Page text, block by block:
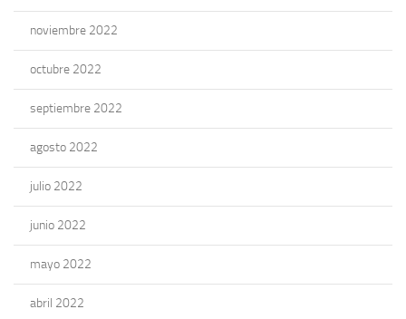
noviembre 2022
octubre 2022
septiembre 2022
agosto 2022
julio 2022
junio 2022
mayo 2022
abril 2022